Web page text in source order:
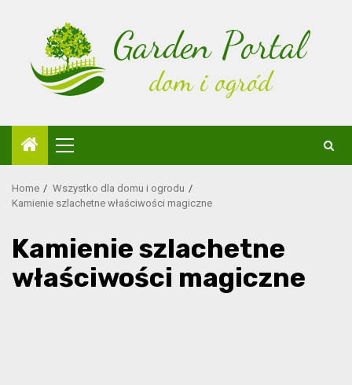
Primary
Menu
Home
Wszystko dla domu i ogrodu
Kamienie szlachetne właściwości magiczne
Kamienie szlachetne
właściwości magiczne